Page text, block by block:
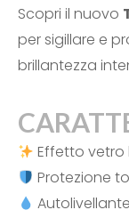
Scopri il nuovo
per sigillare e
brillantezza
Effetto vetro
Protezione
Autolivellante